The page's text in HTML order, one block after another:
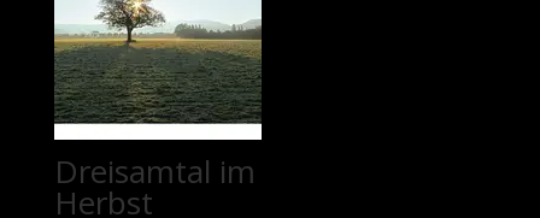
Dreisamtal im
Herbst